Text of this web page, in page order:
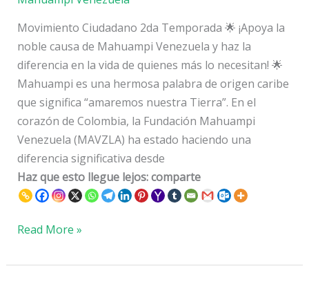
Movimiento Ciudadano 2da Temporada 🌟 ¡Apoya la
noble causa de Mahuampi Venezuela y haz la
diferencia en la vida de quienes más lo necesitan! 🌟
Mahuampi es una hermosa palabra de origen caribe
que significa “amaremos nuestra Tierra”. En el
corazón de Colombia, la Fundación Mahuampi
Venezuela (MAVZLA) ha estado haciendo una
diferencia significativa desde
Haz que esto llegue lejos: comparte
de
Mahuampi
Read More »